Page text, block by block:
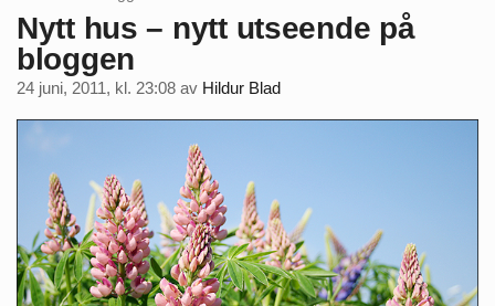
Nytt hus – nytt utseende på
bloggen
24 juni, 2011, kl. 23:08 av Hildur Blad